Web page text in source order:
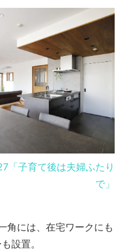
「子育て後は夫婦ふたり
で」
角には、在宅ワークにも
設置。